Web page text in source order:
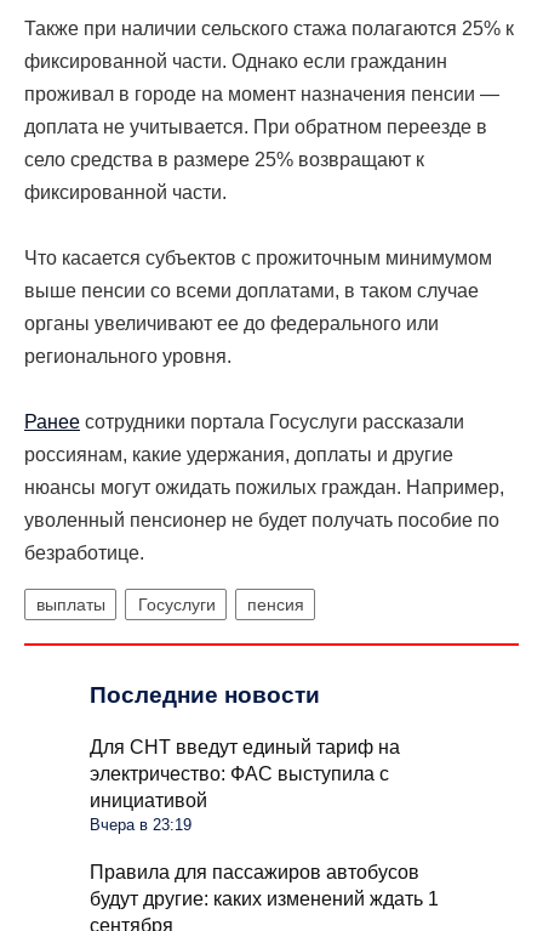
Также при наличии сельского стажа полагаются 25% к
фиксированной части. Однако если гражданин
проживал в городе на момент назначения пенсии —
доплата не учитывается. При обратном переезде в
село средства в размере 25% возвращают к
фиксированной части.
Что касается субъектов с прожиточным минимумом
выше пенсии со всеми доплатами, в таком случае
органы увеличивают ее до федерального или
регионального уровня.
Ранее сотрудники портала Госуслуги рассказали
россиянам, какие удержания, доплаты и другие
нюансы могут ожидать пожилых граждан. Например,
уволенный пенсионер не будет получать пособие по
безработице.
выплаты Госуслуги пенсия
Последние новости
Для СНТ введут единый тариф на
электричество: ФАС выступила с
инициативой
Вчера в 23:19
Правила для пассажиров автобусов
будут другие: каких изменений ждать 1
сентября